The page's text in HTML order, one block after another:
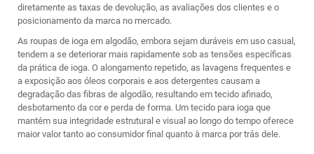
diretamente as taxas de devolução, as avaliações dos clientes e o
posicionamento da marca no mercado.
As roupas de ioga em algodão, embora sejam duráveis em uso casual,
tendem a se deteriorar mais rapidamente sob as tensões específicas
da prática de ioga. O alongamento repetido, as lavagens frequentes e
a exposição aos óleos corporais e aos detergentes causam a
degradação das fibras de algodão, resultando em tecido afinado,
desbotamento da cor e perda de forma. Um tecido para ioga que
mantém sua integridade estrutural e visual ao longo do tempo oferece
maior valor tanto ao consumidor final quanto à marca por trás dele.